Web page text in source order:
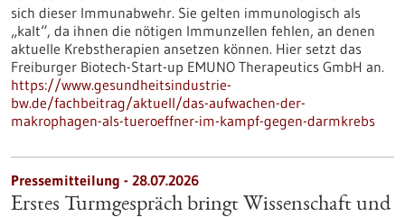
sich dieser Immunabwehr. Sie gelten immunologisch als
„kalt“, da ihnen die nötigen Immunzellen fehlen, an denen
aktuelle Krebstherapien ansetzen können. Hier setzt das
Freiburger Biotech-Start-up EMUNO Therapeutics GmbH an.
https://www.gesundheitsindustrie-
bw.de/fachbeitrag/aktuell/das-aufwachen-der-
makrophagen-als-tueroeffner-im-kampf-gegen-darmkrebs
Pressemitteilung - 28.07.2026
Erstes Turmgespräch bringt Wissenschaft und